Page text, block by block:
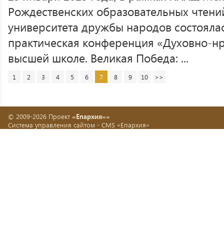
Рождественских образовательных
университета дружбы народов
практическая конференция «Духовно-
высшей школе. Великая Победа: ...
1 2 3 4 5 6 7 8 9 10 >>
© 2009-2026 Проект «Епархия»»
Система управления сайтом - CMS «Епархия»